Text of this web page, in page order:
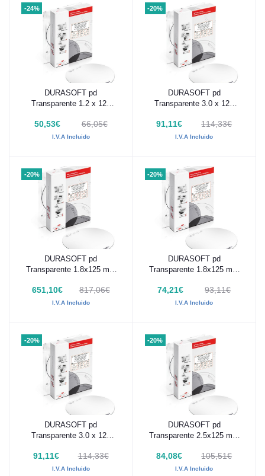
-24%
Añadir al carrito
DURASOFT pd
Transparente 1.2 x 120
50,53€ 66,05€
I.V.A Incluido
-20%
Añadir al carrito
DURASOFT pd
Transparente 3.0 x 120
91,11€ 114,33€
I.V.A Incluido
-20%
Añadir al carrito
DURASOFT pd
Transparente 1.8x125 mm
651,10€ 817,06€
I.V.A Incluido
-20%
Añadir al carrito
DURASOFT pd
Transparente 1.8x125 mm
74,21€ 93,11€
I.V.A Incluido
-20%
Añadir al carrito
DURASOFT pd
Transparente 3.0 x 125
91,11€ 114,33€
I.V.A Incluido
-20%
Añadir al carrito
DURASOFT pd
Transparente 2.5x125 mm
84,08€ 105,51€
I.V.A Incluido